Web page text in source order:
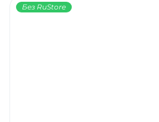
Без RuStore